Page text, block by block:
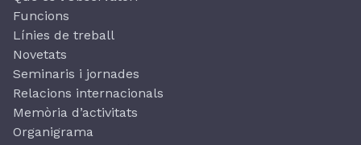
Funcions
Línies de treball
Novetats
Seminaris i jornades
Relacions internacionals
Memòria d’activitats
Organigrama